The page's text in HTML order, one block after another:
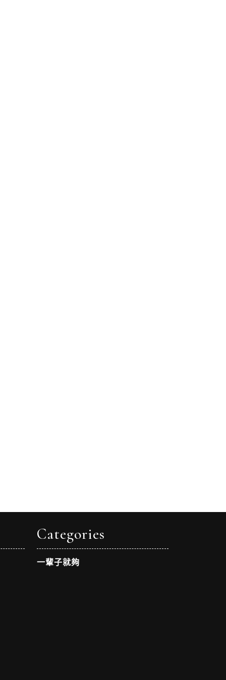
Categories
一輩子就夠